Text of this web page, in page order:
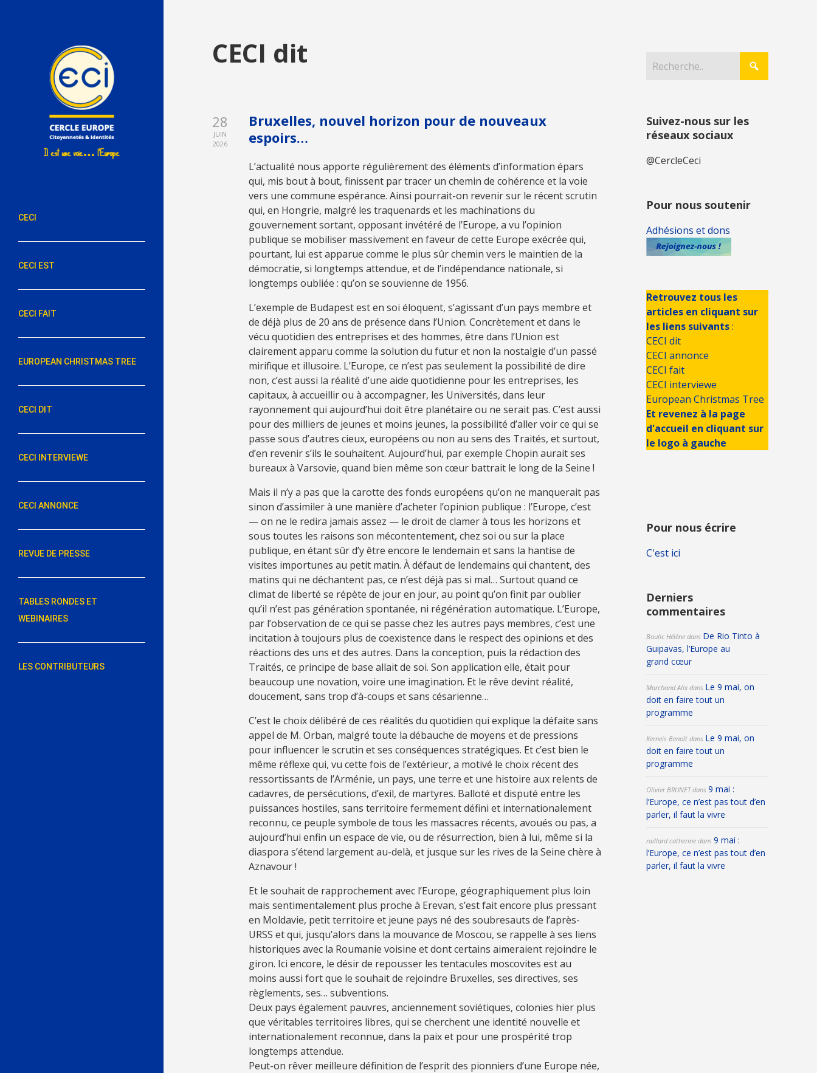
CECI
CECI EST
CECI FAIT
EUROPEAN CHRISTMAS TREE
CECI DIT
CECI INTERVIEWE
CECI ANNONCE
REVUE DE PRESSE
TABLES RONDES ET
WEBINAIRES
LES CONTRIBUTEURS
CECI dit
28
JUIN
2026
Bruxelles, nouvel horizon pour de nouveaux
espoirs…
L’actualité nous apporte régulièrement des éléments d’information épars
qui, mis bout à bout, finissent par tracer un chemin de cohérence et la voie
vers une commune espérance. Ainsi pourrait-on revenir sur le récent scrutin
qui, en Hongrie, malgré les traquenards et les machinations du
gouvernement sortant, opposant invétéré de l’Europe, a vu l’opinion
publique se mobiliser massivement en faveur de cette Europe exécrée qui,
pourtant, lui est apparue comme le plus sûr chemin vers le maintien de la
démocratie, si longtemps attendue, et de l’indépendance nationale, si
longtemps oubliée : qu’on se souvienne de 1956.
L’exemple de Budapest est en soi éloquent, s’agissant d’un pays membre et
de déjà plus de 20 ans de présence dans l’Union. Concrètement et dans le
vécu quotidien des entreprises et des hommes, être dans l’Union est
clairement apparu comme la solution du futur et non la nostalgie d’un passé
mirifique et illusoire. L’Europe, ce n’est pas seulement la possibilité de dire
non, c’est aussi la réalité d’une aide quotidienne pour les entreprises, les
capitaux, à accueillir ou à accompagner, les Universités, dans leur
rayonnement qui aujourd’hui doit être planétaire ou ne serait pas. C’est aussi
pour des milliers de jeunes et moins jeunes, la possibilité d’aller voir ce qui se
passe sous d’autres cieux, européens ou non au sens des Traités, et surtout,
d’en revenir s’ils le souhaitent. Aujourd’hui, par exemple Chopin aurait ses
bureaux à Varsovie, quand bien même son cœur battrait le long de la Seine !
Mais il n’y a pas que la carotte des fonds européens qu’on ne manquerait pas
sinon d’assimiler à une manière d’acheter l’opinion publique : l’Europe, c’est
— on ne le redira jamais assez — le droit de clamer à tous les horizons et
sous toutes les raisons son mécontentement, chez soi ou sur la place
publique, en étant sûr d’y être encore le lendemain et sans la hantise de
visites importunes au petit matin. À défaut de lendemains qui chantent, des
matins qui ne déchantent pas, ce n’est déjà pas si mal… Surtout quand ce
climat de liberté se répète de jour en jour, au point qu’on finit par oublier
qu’il n’est pas génération spontanée, ni régénération automatique. L’Europe,
par l’observation de ce qui se passe chez les autres pays membres, c’est une
incitation à toujours plus de coexistence dans le respect des opinions et des
réactions des uns et des autres. Dans la conception, puis la rédaction des
Traités, ce principe de base allait de soi. Son application elle, était pour
beaucoup une novation, voire une imagination. Et le rêve devint réalité,
doucement, sans trop d’à-coups et sans césarienne…
C’est le choix délibéré de ces réalités du quotidien qui explique la défaite sans
appel de M. Orban, malgré toute la débauche de moyens et de pressions
pour influencer le scrutin et ses conséquences stratégiques. Et c’est bien le
même réflexe qui, vu cette fois de l’extérieur, a motivé le choix récent des
ressortissants de l’Arménie, un pays, une terre et une histoire aux relents de
cadavres, de persécutions, d’exil, de martyres. Balloté et disputé entre les
puissances hostiles, sans territoire fermement défini et internationalement
reconnu, ce peuple symbole de tous les massacres récents, avoués ou pas, a
aujourd’hui enfin un espace de vie, ou de résurrection, bien à lui, même si la
diaspora s’étend largement au-delà, et jusque sur les rives de la Seine chère à
Aznavour !
Et le souhait de rapprochement avec l’Europe, géographiquement plus loin
mais sentimentalement plus proche à Erevan, s’est fait encore plus pressant
en Moldavie, petit territoire et jeune pays né des soubresauts de l’après-
URSS et qui, jusqu’alors dans la mouvance de Moscou, se rappelle à ses liens
historiques avec la Roumanie voisine et dont certains aimeraient rejoindre le
giron. Ici encore, le désir de repousser les tentacules moscovites est au
moins aussi fort que le souhait de rejoindre Bruxelles, ses directives, ses
règlements, ses… subventions.
Deux pays également pauvres, anciennement soviétiques, colonies hier plus
que véritables territoires libres, qui se cherchent une identité nouvelle et
internationalement reconnue, dans la paix et pour une prospérité trop
longtemps attendue.
Peut-on rêver meilleure définition de l’esprit des pionniers d’une Europe née,
Suivez-nous sur les
réseaux sociaux
@CercleCeci
Pour nous soutenir
Adhésions et dons
Retrouvez tous les
articles en cliquant sur
les liens suivants:
CECI dit
CECI annonce
CECI fait
CECI interviewe
European Christmas Tree
Et revenez à la page
d'accueil en cliquant sur
le logo à gauche
Pour nous écrire
C'est ici
Derniers
commentaires
Boulic Hélènedans De Rio Tinto à
Guipavas, l’Europe au
grand cœur
Marchand Alixdans Le 9 mai, on
doit en faire tout un
programme
Kerneis Benoîtdans Le 9 mai, on
doit en faire tout un
programme
Olivier BRUNETdans 9 mai :
l’Europe, ce n’est pas tout d’en
parler, il faut la vivre
raillard catherinedans 9 mai :
l’Europe, ce n’est pas tout d’en
parler, il faut la vivre